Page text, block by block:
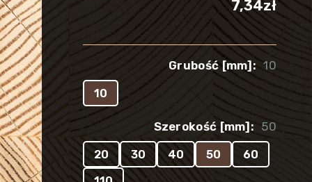
7,34zł
Grubość [mm]: 10
10
Szerokość [mm]: 50
20 30 40 50 60